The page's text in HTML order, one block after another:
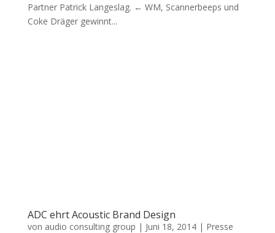
Partner Patrick Langeslag. ← WM, Scannerbeeps und
Coke Dräger gewinnt...
ADC ehrt Acoustic Brand Design
von audio consulting group | Juni 18, 2014| Presse